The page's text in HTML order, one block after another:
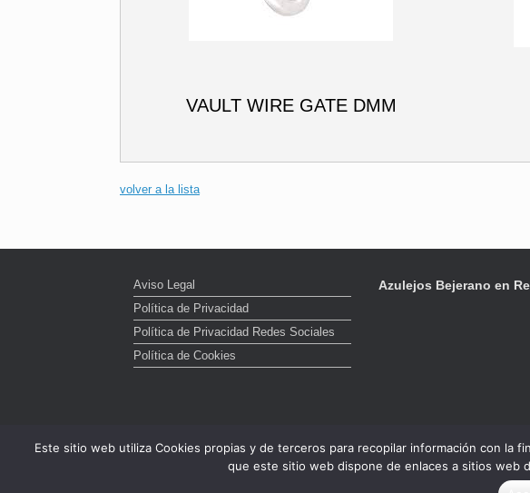
VAULT WIRE GATE DMM
volver a la lista
Aviso Legal
Política de Privacidad
Política de Privacidad Redes Sociales
Política de Cookies
Azulejos Bejerano en
© 2020
Este sitio web utiliza Cookies propias y de terceros para recopilar información con la
que este sitio web dispone de enlaces a sitios web